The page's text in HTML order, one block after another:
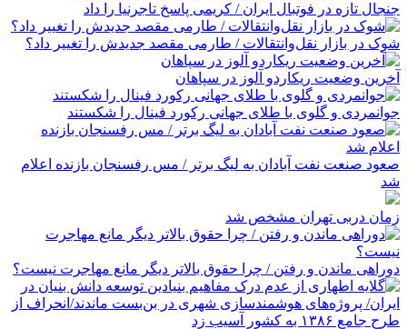
جنجال تازه در فوتبال ایران / کریمی پاسخ تاجرنیا را داد
شوک در بازار نقل‌وانتقالات / طارمی مقصد جدیدش را تغییر داد؟
آخرین وضعیت ریکاردو آلوز در سپاهان
جوانمردی و گلوی با طلای جهانی رکورد فینال را شکستند
صعود صنعت نفت آبادان به لیگ برتر / مس رفسنجان بازنده اعلام
شد
زمان دربی تهران مشخص شد
دوراهی ماندن و رفتن / چرا حقوق بالاتر دیگر مانع مهاجرت نیست؟